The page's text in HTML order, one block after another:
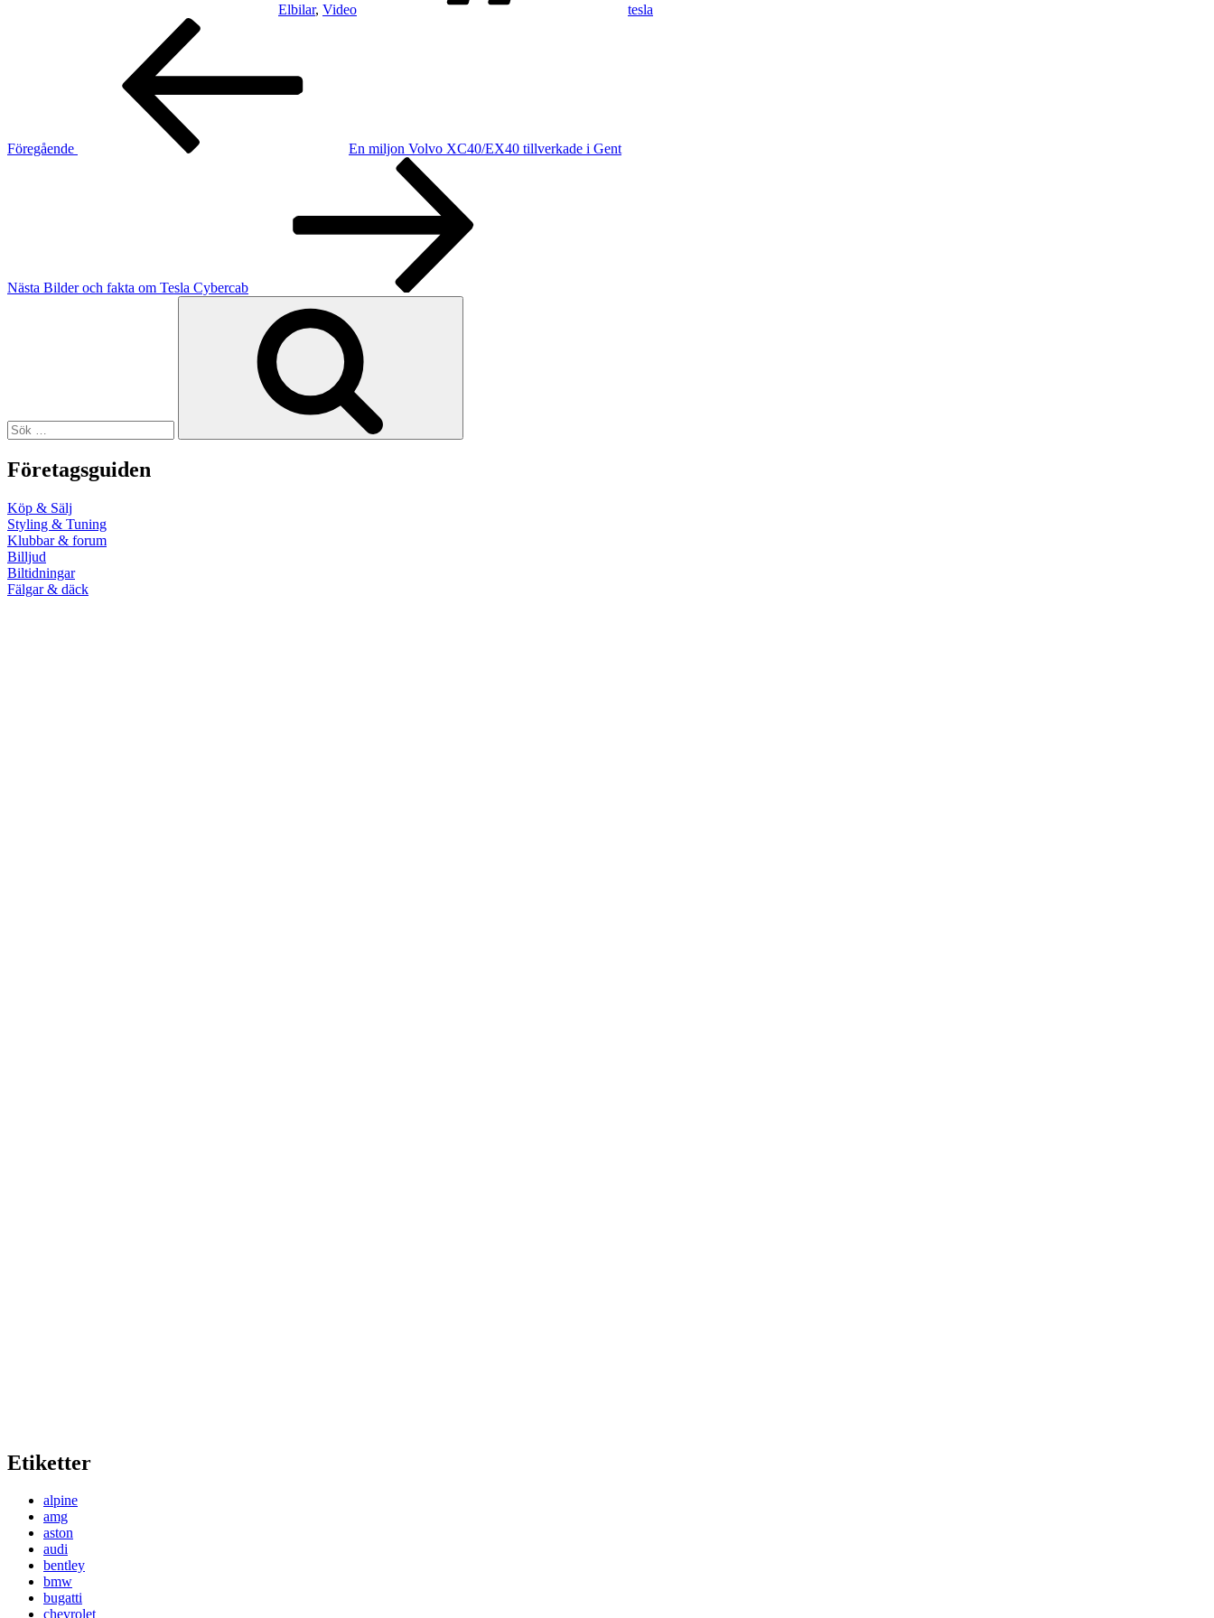
Elbilar, Video tesla
Inläggsnavigering
Föregående
En miljon Volvo XC40/EX40 tillverkade i Gent
Nästa Bilder och fakta om Tesla Cybercab
Företagsguiden
Köp & Sälj
Styling & Tuning
Klubbar & forum
Billjud
Biltidningar
Fälgar & däck
Etiketter
alpine
amg
aston
audi
bentley
bmw
bugatti
chevrolet